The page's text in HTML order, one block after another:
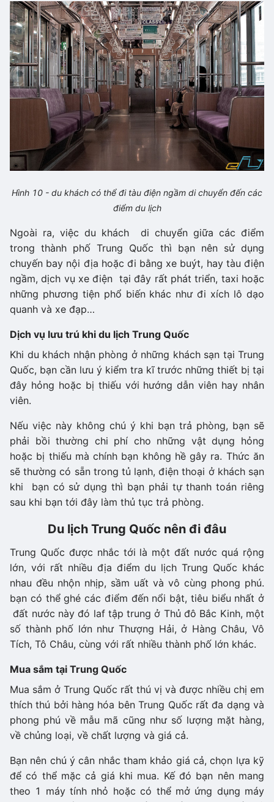
Hình 10 - du khách có thể đi tàu điện ngầm di chuyển đến các
điểm du lịch
Ngoài ra, việc du khách di chuyển giữa các điểm
trong thành phố Trung Quốc thì bạn nên sử dụng
chuyến bay nội địa hoặc đi bằng xe buýt, hay tàu điện
ngầm, dịch vụ xe điện tại đây rất phát triển, taxi hoặc
những phương tiện phổ biến khác như đi xích lô dạo
quanh và xe đạp…
Dịch vụ lưu trú khi du lịch Trung Quốc
Khi du khách nhận phòng ở những khách sạn tại Trung
Quốc, bạn cần lưu ý kiểm tra kĩ trước những thiết bị tại
đây hỏng hoặc bị thiếu với hướng dẫn viên hay nhân
viên.
Nếu việc này không chú ý khi bạn trả phòng, bạn sẽ
phải bồi thường chi phí cho những vật dụng hỏng
hoặc bị thiếu mà chính bạn không hề gây ra. Thức ăn
sẽ thường có sẵn trong tủ lạnh, điện thoại ở khách sạn
khi bạn có sử dụng thì bạn phải tự thanh toán riêng
sau khi bạn tới đây làm thủ tục trả phòng.
Du lịch Trung Quốc nên đi đâu
Trung Quốc được nhắc tới là một đất nước quá rộng
lớn, với rất nhiều địa điểm du lịch Trung Quốc khác
nhau đều nhộn nhịp, sầm uất và vô cùng phong phú.
bạn có thể ghé các điểm đến nổi bật, tiêu biểu nhất ở
đất nước này đó laf tập trung ở Thủ đô Bắc Kinh, một
số thành phố lớn như Thượng Hải, ở Hàng Châu, Vô
Tích, Tô Châu, cùng với rất nhiều thành phố lớn khác.
Mua sắm tại Trung Quốc
Mua sắm ở Trung Quốc rất thú vị và được nhiều chị em
thích thú bởi hàng hóa bên Trung Quốc rất đa dạng và
phong phú về mẫu mã cũng như số lượng mặt hàng,
về chủng loại, về chất lượng và giá cả.
Bạn nên chú ý cân nhắc tham khảo giá cả, chọn lựa kỹ
để có thể mặc cả giá khi mua. Kế đó bạn nên mang
theo 1 máy tính nhỏ hoặc có thể mở ứng dụng máy